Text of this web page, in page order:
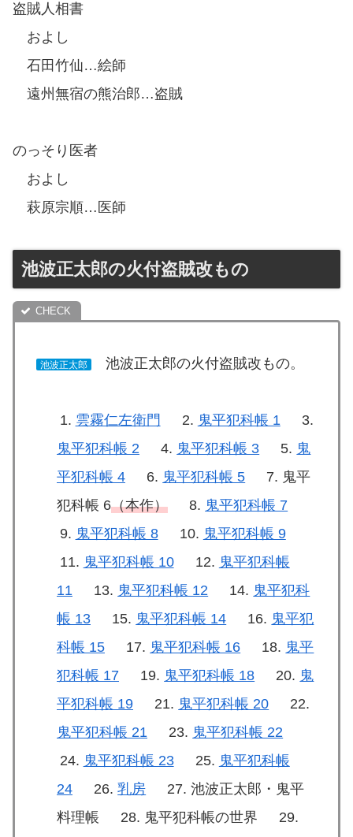
盗賊人相書
およし
石田竹仙…絵師
遠州無宿の熊治郎…盗賊
のっそり医者
およし
萩原宗順…医師
池波正太郎の火付盗賊改もの
池波正太郎 池波正太郎の火付盗賊改もの。
雲霧仁左衛門
鬼平犯科帳 1
鬼平犯科帳 2
鬼平犯科帳 3
鬼
平犯科帳 4
鬼平犯科帳 5
鬼平
犯科帳 6（本作）
鬼平犯科帳 7
鬼平犯科帳 8
鬼平犯科帳 9
鬼平犯科帳 10
鬼平犯科帳
11
鬼平犯科帳 12
鬼平犯科
帳 13
鬼平犯科帳 14
鬼平犯
科帳 15
鬼平犯科帳 16
鬼平
犯科帳 17
鬼平犯科帳 18
鬼
平犯科帳 19
鬼平犯科帳 20
鬼平犯科帳 21
鬼平犯科帳 22
鬼平犯科帳 23
鬼平犯科帳
24
乳房
池波正太郎・鬼平
料理帳
鬼平犯科帳の世界